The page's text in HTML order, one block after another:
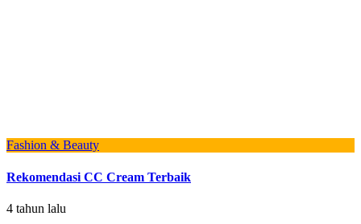
Fashion & Beauty
Rekomendasi CC Cream Terbaik
4 tahun lalu